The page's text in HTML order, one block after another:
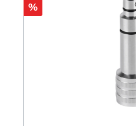
Rabatt
%